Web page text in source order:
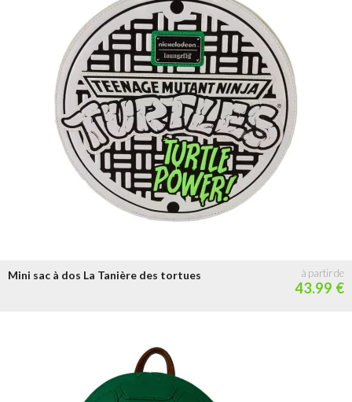
Mini sac à dos La Tanière des tortues
43.99 €